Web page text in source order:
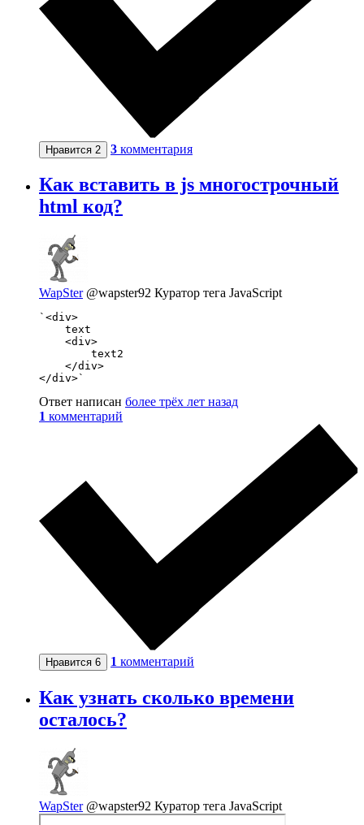
Нравится 2 3 комментария
Как вставить в js многострочный
html код?
WapSter @wapster92 Куратор тега JavaScript
`<div>
    text
    <div>
        text2
    </div>
</div>`
Ответ написан более трёх лет назад
1 комментарий
Нравится 6 1 комментарий
Как узнать сколько времени
осталось?
WapSter @wapster92 Куратор тега JavaScript